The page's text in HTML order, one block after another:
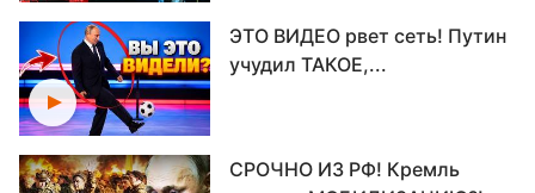
ЭТО ВИДЕО рвет сеть! Путин
учудил ТАКОЕ,...
СРОЧНО ИЗ РФ! Кремль